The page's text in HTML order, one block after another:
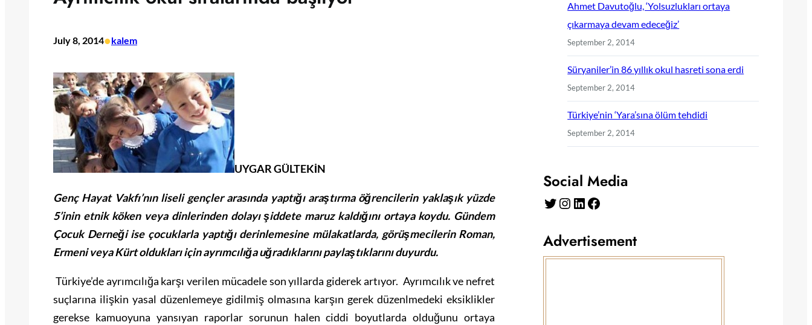
July 8, 2014•kalem
UYGAR GÜLTEKİN
Genç Hayat Vakfı’nın liseli gençler arasında yaptığı araştırma öğrencilerin yaklaşık yüzde
5’inin etnik köken veya dinlerinden dolayı şiddete maruz kaldığını ortaya koydu. Gündem
Çocuk Derneği ise çocuklarla yaptığı derinlemesine mülakatlarda, görüşmecilerin Roman,
Ermeni veya Kürt oldukları için ayrımcılığa uğradıklarını paylaştıklarını duyurdu.
Türkiye’de ayrımcılığa karşı verilen mücadele son yıllarda giderek artıyor. Ayrımcılık ve nefret
suçlarına ilişkin yasal düzenlemeye gidilmiş olmasına karşın gerek düzenlmedeki eksiklikler
gerekse kamuoyuna yansıyan raporlar sorunun halen ciddi boyutlarda olduğunu ortaya
Ahmet Davutoğlu, ‘Yolsuzlukları ortaya
çıkarmaya devam edeceğiz’
September 2, 2014
Süryaniler’in 86 yıllık okul hasreti sona erdi
September 2, 2014
Türkiye’nin ‘Yara’sına ölüm tehdidi
September 2, 2014
Social Media
Twitter Instagram LinkedIn Facebook
Advertisement